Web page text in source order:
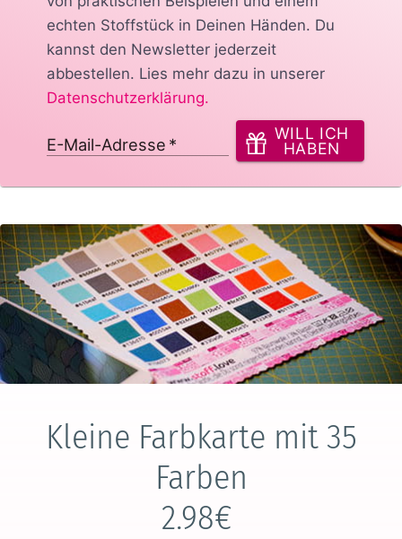
echten Stoffstück in Deinen Händen. Du
kannst den Newsletter jederzeit
abbestellen. Lies mehr dazu in unserer
Datenschutzerklärung.
E-Mail-Adresse *
WILL ICH
HABEN
Kleine Farbkarte mit 35
Farben
2.98€